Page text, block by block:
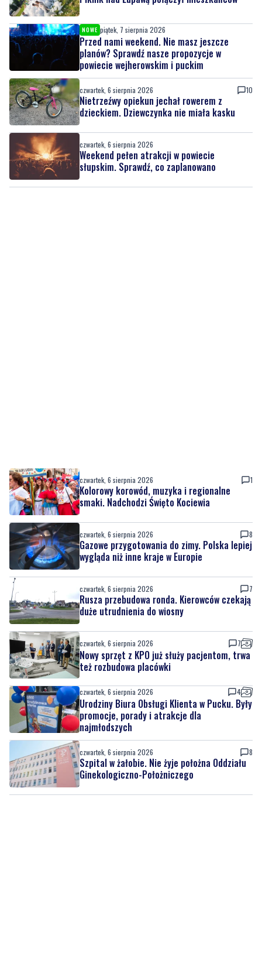
NOWE piątek, 7 sierpnia 2026
Przed nami weekend. Nie masz jeszcze
planów? Sprawdź nasze propozycje w
powiecie wejherowskim i puckim
czwartek, 6 sierpnia 2026 10
Nietrzeźwy opiekun jechał rowerem z
dzieckiem. Dziewczynka nie miała kasku
czwartek, 6 sierpnia 2026
Weekend pełen atrakcji w powiecie
słupskim. Sprawdź, co zaplanowano
czwartek, 6 sierpnia 2026 1
Kolorowy korowód, muzyka i regionalne
smaki. Nadchodzi Święto Kociewia
czwartek, 6 sierpnia 2026 8
Gazowe przygotowania do zimy. Polska lepiej
wygląda niż inne kraje w Europie
czwartek, 6 sierpnia 2026 7
Rusza przebudowa ronda. Kierowców czekają
duże utrudnienia do wiosny
czwartek, 6 sierpnia 2026 7
Nowy sprzęt z KPO już służy pacjentom, trwa
też rozbudowa placówki
czwartek, 6 sierpnia 2026 4
Urodziny Biura Obsługi Klienta w Pucku. Były
promocje, porady i atrakcje dla
najmłodszych
czwartek, 6 sierpnia 2026 8
Szpital w żałobie. Nie żyje położna Oddziału
Ginekologiczno-Położniczego